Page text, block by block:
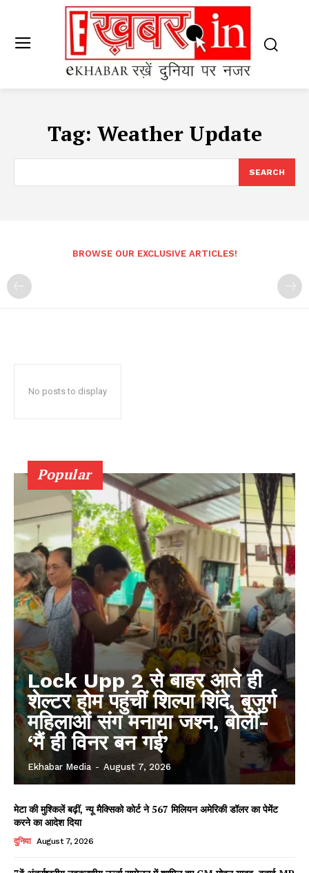
Tag: Weather Update
SEARCH
BROWSE OUR EXCLUSIVE ARTICLES!
No posts to display
Popular
Lock Upp 2 से बाहर आते ही
शेल्टर होम पहुंचीं शिल्पा शिंदे, बुजुर्ग
महिलाओं संग मनाया जश्न, बोलीं-
‘मैं ही विनर बन गई’
Ekhabar Media - August 7, 2026
मेटा की मुश्किलें बढ़ीं, न्यू मैक्सिको कोर्ट ने 567 मिलियन अमेरिकी डॉलर का पेमेंट
करने का आदेश दिया
दुनिया August 7, 2026